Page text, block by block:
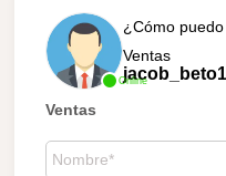
Online
¿Cómo
Ventas
Ventas